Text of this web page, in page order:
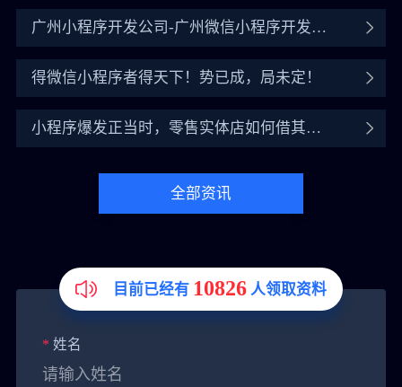
广州小程序开发公司-广州微信小程序开发公
得微信小程序者得天下！势已成，局未定！
小程序爆发正当时，零售实体店如何借其翻
全部资讯
* 姓名
目前已经有 10826 人领取资料